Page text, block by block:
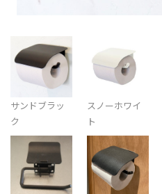
サンドブラッ
ク
スノーホワイ
ト